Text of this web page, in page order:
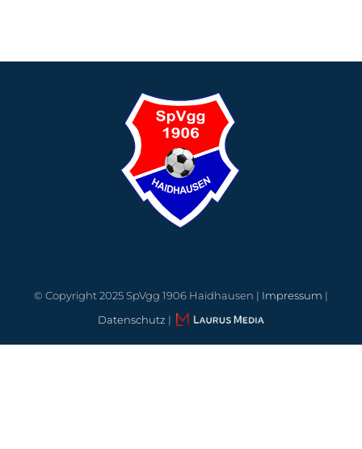
© Copyright 2025 SpVgg 1906 Haidhausen | Impressum |
Datenschutz |